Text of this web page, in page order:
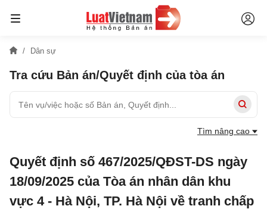
Dân sự
Tra cứu Bản án/Quyết định của tòa án
Tìm nâng cao
Quyết định số 467/2025/QĐST-DS ngày
18/09/2025 của Tòa án nhân dân khu
vực 4 - Hà Nội, TP. Hà Nội về tranh chấp